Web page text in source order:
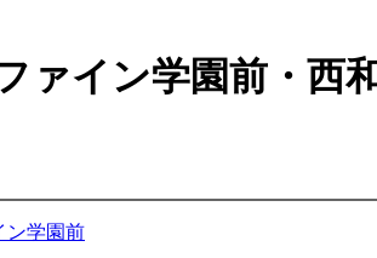
ァイン学園前・西
学園前